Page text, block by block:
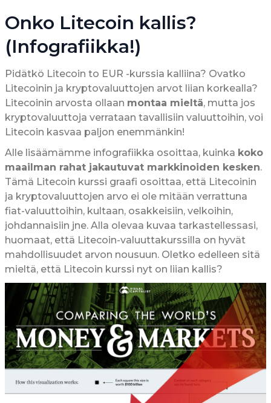
Onko Litecoin kallis?
(Infografiikka!)
Pidätkö Litecoin to EUR -kurssia kalliina? Ovatko
Litecoinin ja kryptovaluuttojen arvot liian korkealla?
Litecoinin arvosta ollaan montaa mieltä, mutta jos
kryptovaluuttoja verrataan tavallisiin valuuttoihin, voi
Litecoin kasvaa paljon enemmänkin!
Alle lisäämämme infografiikka osoittaa, kuinka koko
maailman rahat jakautuvat markkinoiden kesken.
Tämä Litecoin kurssi graafi osoittaa, että Litecoinin
ja kryptovaluuttojen arvo ei ole mitään verrattuna
fiat-valuuttoihin, kultaan, osakkeisiin, velkoihin,
johdannaisiin jne. Alla olevaa kuvaa tarkastellessasi,
huomaat, että Litecoin-valuuttakurssilla on hyvät
mahdollisuudet arvon nousuun. Oletko edelleen sitä
mieltä, että Litecoin kurssi nyt on liian kallis?